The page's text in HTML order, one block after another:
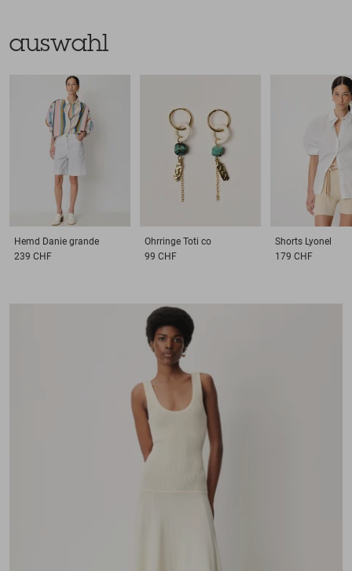
auswahl
Hemd Danie grande
239 CHF
Ohrringe Toti co
99 CHF
Shorts Lyonel
179 CHF